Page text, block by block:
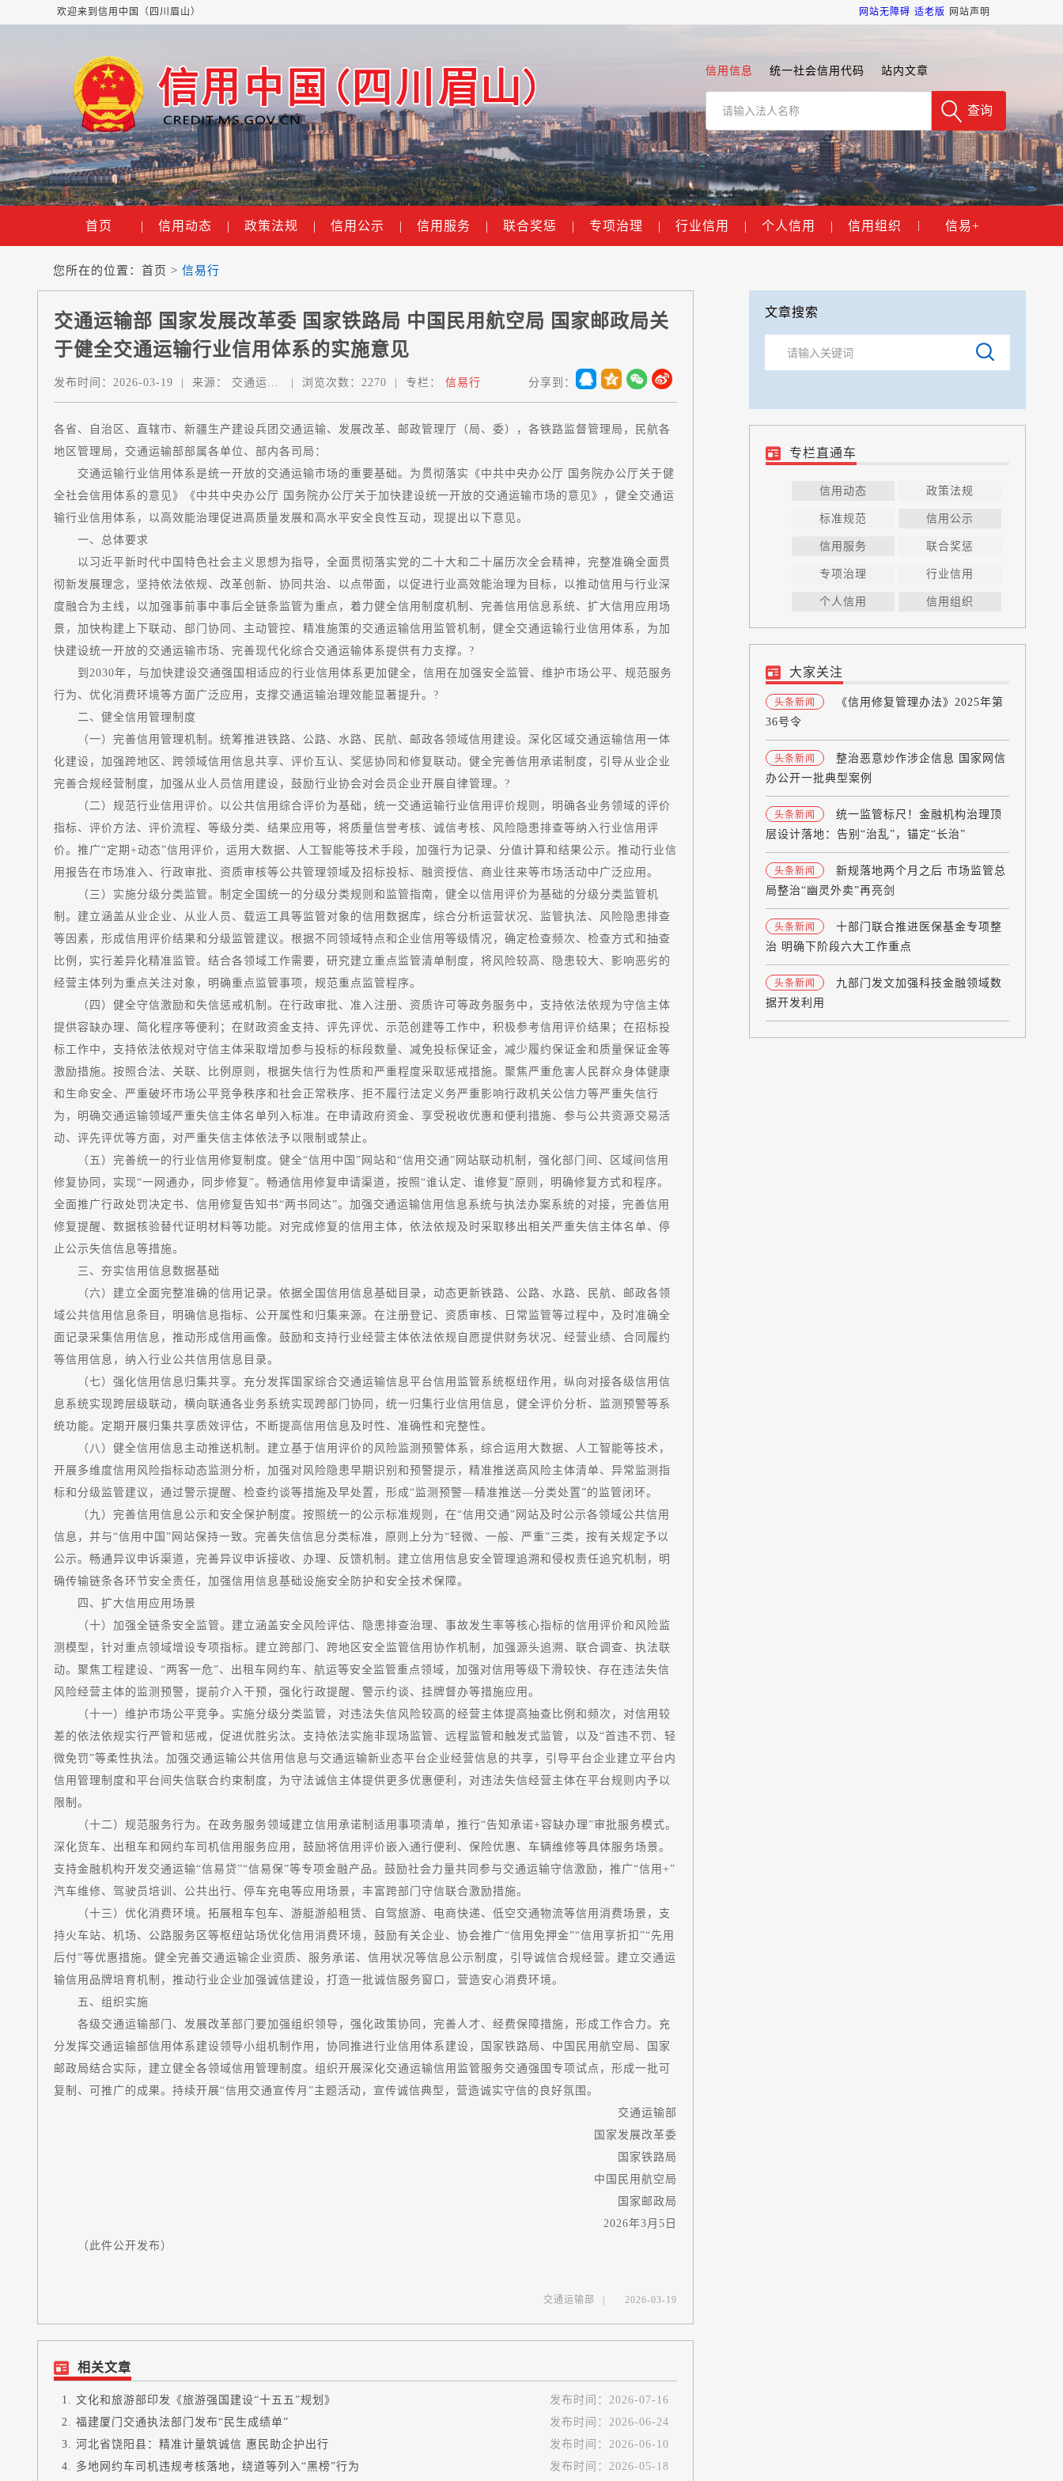
网站无障碍 适老版
欢迎来到信用中国（四川眉山） 网站声明
信用信息 统一社会信用代码 站内文章
首页 | 信用动态 | 政策法规 | 信用公示 | 信用服务 | 联合奖惩 | 专项治理 | 行业信用 | 个人信用 | 信用组织 信易+
您所在的位置： 首页 > 信易行
交通运输部 国家发展改革委 国家铁路局 中国民用航空局 国家邮政局关
于健全交通运输行业信用体系的实施意见
发布时间： 2026-03-19 来源： 交通运... 浏览次数： 2270 专栏： 信易行 分享到：
各省、自治区、直辖市、新疆生产建设兵团交通运输、发展改革、邮政管理厅（局、委），各铁路监督管理局，民航各
地区管理局，交通运输部部属各单位、部内各司局：
交通运输行业信用体系是统一开放的交通运输市场的重要基础。为贯彻落实《中共中央办公厅 国务院办公厅关于健
全社会信用体系的意见》《中共中央办公厅 国务院办公厅关于加快建设统一开放的交通运输市场的意见》，健全交通运
输行业信用体系，以高效能治理促进高质量发展和高水平安全良性互动，现提出以下意见。
一、总体要求
以习近平新时代中国特色社会主义思想为指导，全面贯彻落实党的二十大和二十届历次全会精神，完整准确全面贯
彻新发展理念，坚持依法依规、改革创新、协同共治、以点带面，以促进行业高效能治理为目标，以推动信用与行业深
度融合为主线，以加强事前事中事后全链条监管为重点，着力健全信用制度机制、完善信用信息系统、扩大信用应用场
景，加快构建上下联动、部门协同、主动管控、精准施策的交通运输信用监管机制，健全交通运输行业信用体系，为加
快建设统一开放的交通运输市场、完善现代化综合交通运输体系提供有力支撑。?
到2030年，与加快建设交通强国相适应的行业信用体系更加健全，信用在加强安全监管、维护市场公平、规范服务
行为、优化消费环境等方面广泛应用，支撑交通运输治理效能显著提升。?
二、健全信用管理制度
（一）完善信用管理机制。统筹推进铁路、公路、水路、民航、邮政各领域信用建设。深化区域交通运输信用一体
化建设，加强跨地区、跨领域信用信息共享、评价互认、奖惩协同和修复联动。健全完善信用承诺制度，引导从业企业
完善合规经营制度，加强从业人员信用建设，鼓励行业协会对会员企业开展自律管理。?
（二）规范行业信用评价。以公共信用综合评价为基础，统一交通运输行业信用评价规则，明确各业务领域的评价
指标、评价方法、评价流程、等级分类、结果应用等，将质量信誉考核、诚信考核、风险隐患排查等纳入行业信用评
价。推广“定期+动态”信用评价，运用大数据、人工智能等技术手段，加强行为记录、分值计算和结果公示。推动行业信
用报告在市场准入、行政审批、资质审核等公共管理领域及招标投标、融资授信、商业往来等市场活动中广泛应用。
（三）实施分级分类监管。制定全国统一的分级分类规则和监管指南，健全以信用评价为基础的分级分类监管机
制。建立涵盖从业企业、从业人员、载运工具等监管对象的信用数据库，综合分析运营状况、监管执法、风险隐患排查
等因素，形成信用评价结果和分级监管建议。根据不同领域特点和企业信用等级情况，确定检查频次、检查方式和抽查
比例，实行差异化精准监管。结合各领域工作需要，研究建立重点监管清单制度，将风险较高、隐患较大、影响恶劣的
经营主体列为重点关注对象，明确重点监管事项，规范重点监管程序。
（四）健全守信激励和失信惩戒机制。在行政审批、准入注册、资质许可等政务服务中，支持依法依规为守信主体
提供容缺办理、简化程序等便利；在财政资金支持、评先评优、示范创建等工作中，积极参考信用评价结果；在招标投
标工作中，支持依法依规对守信主体采取增加参与投标的标段数量、减免投标保证金，减少履约保证金和质量保证金等
激励措施。按照合法、关联、比例原则，根据失信行为性质和严重程度采取惩戒措施。聚焦严重危害人民群众身体健康
和生命安全、严重破坏市场公平竞争秩序和社会正常秩序、拒不履行法定义务严重影响行政机关公信力等严重失信行
为，明确交通运输领域严重失信主体名单列入标准。在申请政府资金、享受税收优惠和便利措施、参与公共资源交易活
动、评先评优等方面，对严重失信主体依法予以限制或禁止。
（五）完善统一的行业信用修复制度。健全“信用中国”网站和“信用交通”网站联动机制，强化部门间、区域间信用
修复协同，实现“一网通办，同步修复”。畅通信用修复申请渠道，按照“谁认定、谁修复”原则，明确修复方式和程序。
全面推广行政处罚决定书、信用修复告知书“两书同达”。加强交通运输信用信息系统与执法办案系统的对接，完善信用
修复提醒、数据核验替代证明材料等功能。对完成修复的信用主体，依法依规及时采取移出相关严重失信主体名单、停
止公示失信信息等措施。
三、夯实信用信息数据基础
（六）建立全面完整准确的信用记录。依据全国信用信息基础目录，动态更新铁路、公路、水路、民航、邮政各领
域公共信用信息条目，明确信息指标、公开属性和归集来源。在注册登记、资质审核、日常监管等过程中，及时准确全
面记录采集信用信息，推动形成信用画像。鼓励和支持行业经营主体依法依规自愿提供财务状况、经营业绩、合同履约
等信用信息，纳入行业公共信用信息目录。
（七）强化信用信息归集共享。充分发挥国家综合交通运输信息平台信用监管系统枢纽作用，纵向对接各级信用信
息系统实现跨层级联动，横向联通各业务系统实现跨部门协同，统一归集行业信用信息，健全评价分析、监测预警等系
统功能。定期开展归集共享质效评估，不断提高信用信息及时性、准确性和完整性。
（八）健全信用信息主动推送机制。建立基于信用评价的风险监测预警体系，综合运用大数据、人工智能等技术，
开展多维度信用风险指标动态监测分析，加强对风险隐患早期识别和预警提示，精准推送高风险主体清单、异常监测指
标和分级监管建议，通过警示提醒、检查约谈等措施及早处置，形成“监测预警—精准推送—分类处置”的监管闭环。
（九）完善信用信息公示和安全保护制度。按照统一的公示标准规则，在“信用交通”网站及时公示各领域公共信用
信息，并与“信用中国”网站保持一致。完善失信信息分类标准，原则上分为“轻微、一般、严重”三类，按有关规定予以
公示。畅通异议申诉渠道，完善异议申诉接收、办理、反馈机制。建立信用信息安全管理追溯和侵权责任追究机制，明
确传输链条各环节安全责任，加强信用信息基础设施安全防护和安全技术保障。
四、扩大信用应用场景
（十）加强全链条安全监管。建立涵盖安全风险评估、隐患排查治理、事故发生率等核心指标的信用评价和风险监
测模型，针对重点领域增设专项指标。建立跨部门、跨地区安全监管信用协作机制，加强源头追溯、联合调查、执法联
动。聚焦工程建设、“两客一危”、出租车网约车、航运等安全监管重点领域，加强对信用等级下滑较快、存在违法失信
风险经营主体的监测预警，提前介入干预，强化行政提醒、警示约谈、挂牌督办等措施应用。
（十一）维护市场公平竞争。实施分级分类监管，对违法失信风险较高的经营主体提高抽查比例和频次，对信用较
差的依法依规实行严管和惩戒，促进优胜劣汰。支持依法实施非现场监管、远程监管和触发式监管，以及“首违不罚、轻
微免罚”等柔性执法。加强交通运输公共信用信息与交通运输新业态平台企业经营信息的共享，引导平台企业建立平台内
信用管理制度和平台间失信联合约束制度，为守法诚信主体提供更多优惠便利，对违法失信经营主体在平台规则内予以
限制。
（十二）规范服务行为。在政务服务领域建立信用承诺制适用事项清单，推行“告知承诺+容缺办理”审批服务模式。
深化货车、出租车和网约车司机信用服务应用，鼓励将信用评价嵌入通行便利、保险优惠、车辆维修等具体服务场景。
支持金融机构开发交通运输“信易贷”“信易保”等专项金融产品。鼓励社会力量共同参与交通运输守信激励，推广“信用+”
汽车维修、驾驶员培训、公共出行、停车充电等应用场景，丰富跨部门守信联合激励措施。
（十三）优化消费环境。拓展租车包车、游艇游船租赁、自驾旅游、电商快递、低空交通物流等信用消费场景，支
持火车站、机场、公路服务区等枢纽站场优化信用消费环境，鼓励有关企业、协会推广“信用免押金”“信用享折扣”“先用
后付”等优惠措施。健全完善交通运输企业资质、服务承诺、信用状况等信息公示制度，引导诚信合规经营。建立交通运
输信用品牌培育机制，推动行业企业加强诚信建设，打造一批诚信服务窗口，营造安心消费环境。
五、组织实施
各级交通运输部门、发展改革部门要加强组织领导，强化政策协同，完善人才、经费保障措施，形成工作合力。充
分发挥交通运输部信用体系建设领导小组机制作用，协同推进行业信用体系建设，国家铁路局、中国民用航空局、国家
邮政局结合实际，建立健全各领域信用管理制度。组织开展深化交通运输信用监管服务交通强国专项试点，形成一批可
复制、可推广的成果。持续开展“信用交通宣传月”主题活动，宣传诚信典型，营造诚实守信的良好氛围。
交通运输部
国家发展改革委
国家铁路局
中国民用航空局
国家邮政局
2026年3月5日
（此件公开发布）
交通运输部 2026-03-19
相关文章
文化和旅游部印发《旅游强国建设“十五五”规划》 发布时间： 2026-07-16
福建厦门交通执法部门发布“民生成绩单”
发布时间： 2026-06-24
河北省饶阳县：精准计量筑诚信 惠民助企护出行
发布时间： 2026-06-10
多地网约车司机违规考核落地，绕道等列入“黑榜”行为
发布时间： 2026-05-18
文章搜索
专栏直通车
信用动态 政策法规
标准规范 信用公示
信用服务 联合奖惩
专项治理 行业信用
个人信用 信用组织
大家关注
头条新闻
《信用修复管理办法》2025年第
36号令
头条新闻
整治恶意炒作涉企信息 国家网信
办公开一批典型案例
头条新闻
统一监管标尺！金融机构治理顶
层设计落地：告别“治乱”，锚定“长治”
头条新闻
新规落地两个月之后 市场监管总
局整治“幽灵外卖”再亮剑
头条新闻
十部门联合推进医保基金专项整
治 明确下阶段六大工作重点
头条新闻
九部门发文加强科技金融领域数
据开发利用